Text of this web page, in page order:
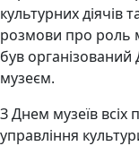
культурних діячів
розмови про роль
був
музеєм.
З Днем музеїв всіх
управління